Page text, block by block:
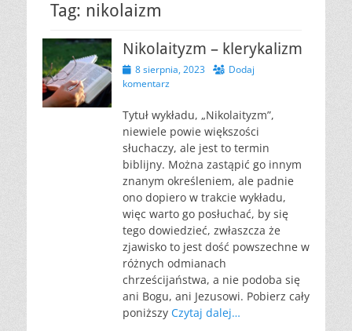
Tag: nikolaizm
Nikolaityzm – klerykalizm
Opublikowano
8 sierpnia, 2023
Dodaj
komentarz
Tytuł wykładu, „Nikolaityzm”,
niewiele powie większości
słuchaczy, ale jest to termin
biblijny. Można zastąpić go innym
znanym określeniem, ale padnie
ono dopiero w trakcie wykładu,
więc warto go posłuchać, by się
tego dowiedzieć, zwłaszcza że
zjawisko to jest dość powszechne w
różnych odmianach
chrześcijaństwa, a nie podoba się
ani Bogu, ani Jezusowi. Pobierz cały
poniższy Czytaj dalej…